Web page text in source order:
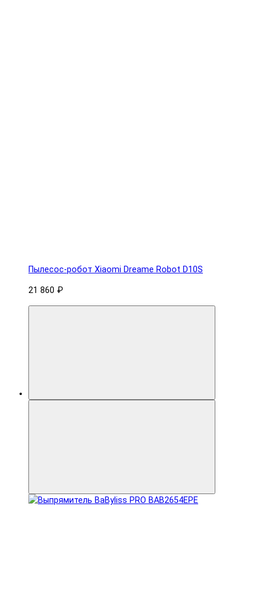
Пылесос-робот Xiaomi Dreame Robot D10S
21 860 ₽